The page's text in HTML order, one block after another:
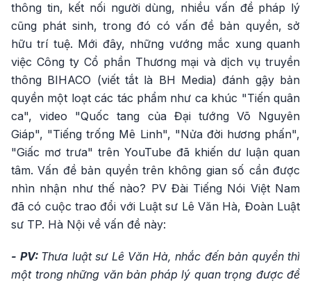
thông tin, kết nối người dùng, nhiều vấn đề pháp lý
cũng phát sinh, trong đó có vấn đề bản quyền, sở
hữu trí tuệ. Mới đây, những vướng mắc xung quanh
việc Công ty Cổ phần Thương mại và dịch vụ truyền
thông BIHACO (viết tắt là BH Media) đánh gậy bản
quyền một loạt các tác phẩm như ca khúc "Tiến quân
ca", video "Quốc tang của Đại tướng Võ Nguyên
Giáp", "Tiếng trống Mê Linh", "Nửa đời hương phấn",
"Giấc mơ trưa" trên YouTube đã khiến dư luận quan
tâm. Vấn đề bản quyền trên không gian số cần được
nhìn nhận như thế nào? PV Đài Tiếng Nói Việt Nam
đã có cuộc trao đổi với Luật sư Lê Văn Hà, Đoàn Luật
sư TP. Hà Nội về vấn đề này:
- PV: Thưa luật sư Lê Văn Hà, nhắc đến bản quyền thì
một trong những văn bản pháp lý quan trọng được đề